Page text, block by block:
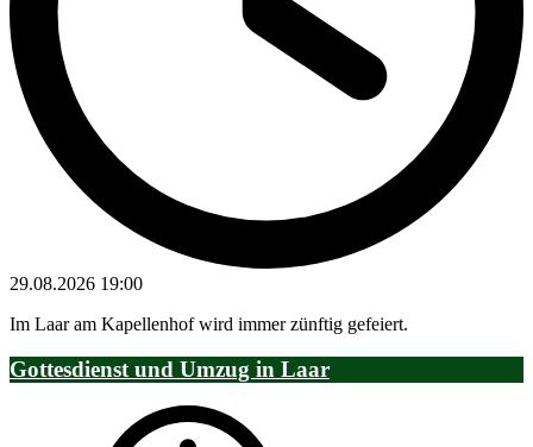
29.08.2026 19:00
Im Laar am Kapellenhof wird immer zünftig gefeiert.
Gottesdienst und Umzug in Laar